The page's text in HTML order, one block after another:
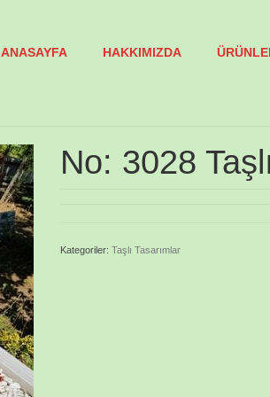
ANASAYFA HAKKIMIZDA
No: 3028
Kategoriler: Taşlı Tasarımlar